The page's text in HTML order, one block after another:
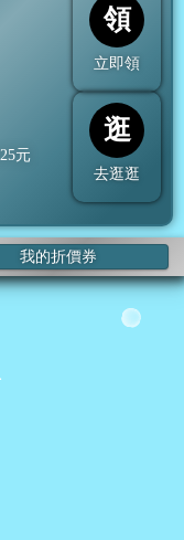
元
領
立即領
逛
去逛逛
我的折價券